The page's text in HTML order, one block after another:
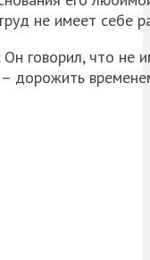
не имеет себе
говорил, что не
– дорожить